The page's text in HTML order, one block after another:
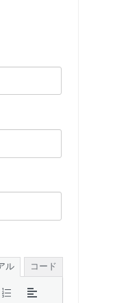
ル コード